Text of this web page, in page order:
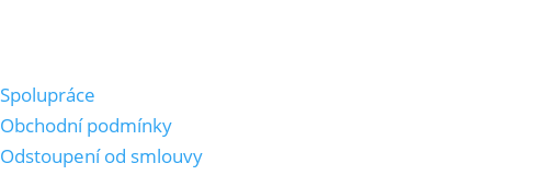
Spolupráce
Obchodní podmínky
Odstoupení od smlouvy